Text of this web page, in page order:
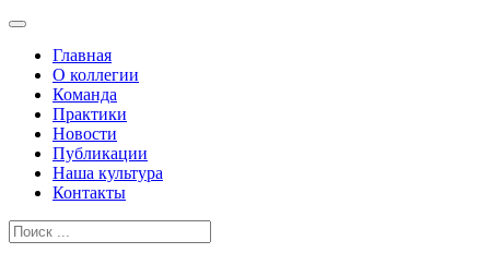
Главная
О коллегии
Команда
Практики
Новости
Публикации
Наша культура
Контакты